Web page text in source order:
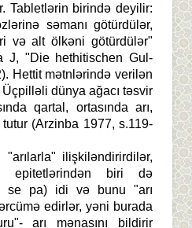
Tabletlərin birində deyilir:
səmanı götürdülər,
və alt ölkəni götürdülər"
J, "Die hethitischen Gul-
Hettit mətnlərində verilən
dünya ağacı təsvir
qartal, ortasında arı,
tutur (Arzinba 1977, s.119-
"arılarla" ilişkiləndirirdilər,
epitetlərindən biri də
se pa) idi və bunu "arı
edirlər, yəni burada
arı mənasını bildirir